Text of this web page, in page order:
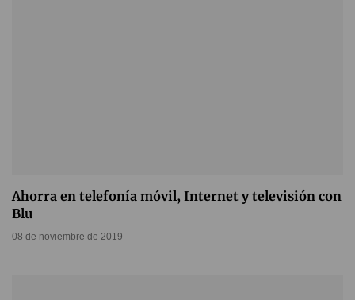
Ahorra en telefonía móvil, Internet y televisión con
Blu
08 de noviembre de 2019